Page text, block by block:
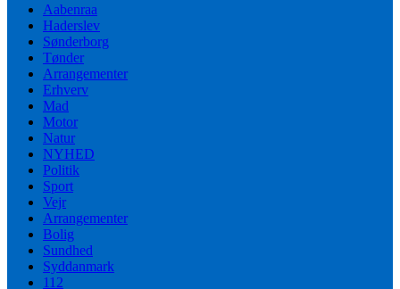
Aabenraa
Haderslev
Sønderborg
Tønder
Arrangementer
Erhverv
Mad
Motor
Natur
NYHED
Politik
Sport
Vejr
Arrangementer
Bolig
Sundhed
Syddanmark
112